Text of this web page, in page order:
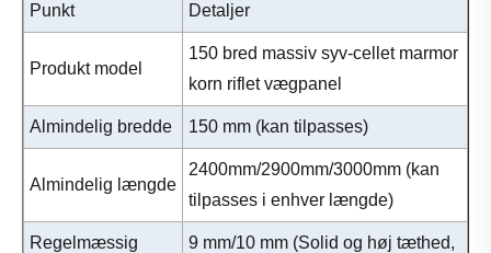
Punkt Detaljer
Produkt model
150 bred massiv syv-cellet marmor
korn riflet vægpanel
Almindelig bredde 150 mm (kan tilpasses)
Almindelig længde
2400mm/2900mm/3000mm (kan
tilpasses i enhver længde)
Regelmæssig
9 mm/10 mm (Solid og høj tæthed,